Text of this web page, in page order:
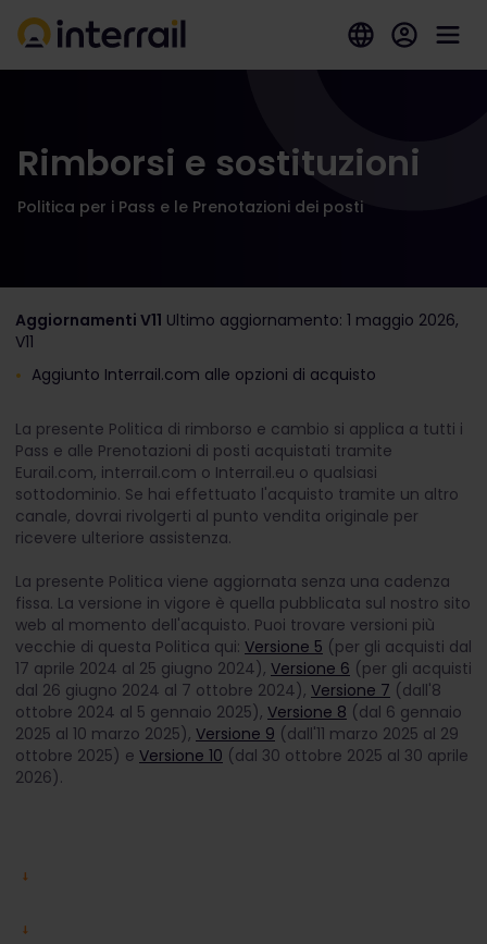
Rimborsi e sostituzioni
Politica per i Pass e le Prenotazioni dei posti
Aggiornamenti V11 Ultimo aggiornamento: 1 maggio 2026,
V11
Aggiunto Interrail.com alle opzioni di acquisto
La presente Politica di rimborso e cambio si applica a tutti i
Pass e alle Prenotazioni di posti acquistati tramite
Eurail.com, interrail.com o Interrail.eu o qualsiasi
sottodominio. Se hai effettuato l'acquisto tramite un altro
canale, dovrai rivolgerti al punto vendita originale per
ricevere ulteriore assistenza.
La presente Politica viene aggiornata senza una cadenza
fissa. La versione in vigore è quella pubblicata sul nostro sito
web al momento dell'acquisto. Puoi trovare versioni più
vecchie di questa Politica qui: Versione 5 (per gli acquisti dal
17 aprile 2024 al 25 giugno 2024), Versione 6 (per gli acquisti
dal 26 giugno 2024 al 7 ottobre 2024), Versione 7 (dall'8
ottobre 2024 al 5 gennaio 2025), Versione 8 (dal 6 gennaio
2025 al 10 marzo 2025), Versione 9 (dall'11 marzo 2025 al 29
ottobre 2025) e Versione 10 (dal 30 ottobre 2025 al 30 aprile
2026).